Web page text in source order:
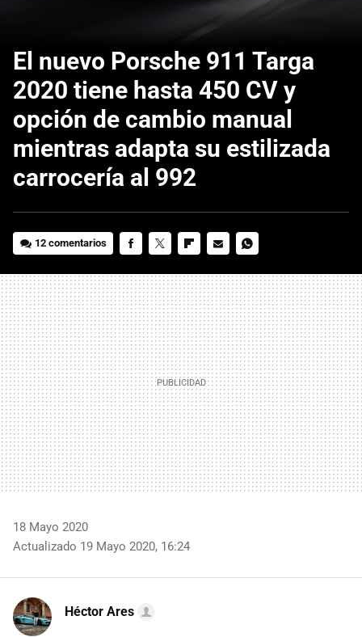
El nuevo Porsche 911 Targa
2020 tiene hasta 450 CV y
opción de cambio manual
mientras adapta su estilizada
carrocería al 992
12 comentarios
MAIL
18 Mayo 2020
Actualizado 19 Mayo 2020, 16:24
Héctor Ares